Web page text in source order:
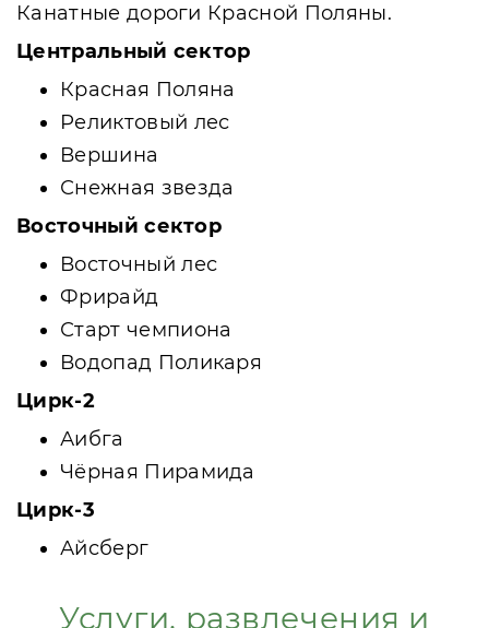
Канатные дороги Красной Поляны.
Центральный сектор
Красная Поляна
Реликтовый лес
Вершина
Снежная звезда
Восточный сектор
Восточный лес
Фрирайд
Старт чемпиона
Водопад Поликаря
Цирк-2
Аибга
Чёрная Пирамида
Цирк-3
Айсберг
Услуги, развлечения и